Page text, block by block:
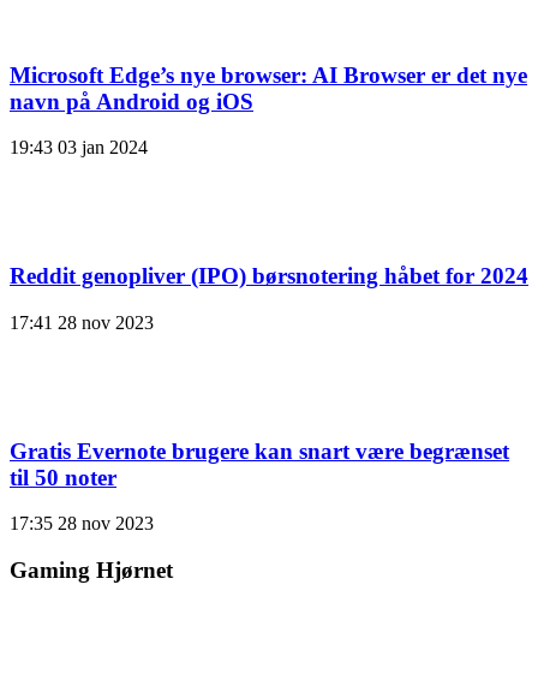
Microsoft Edge’s nye browser: AI Browser er det nye
navn på Android og iOS
19:43 03 jan 2024
Reddit genopliver (IPO) børsnotering håbet for 2024
17:41 28 nov 2023
Gratis Evernote brugere kan snart være begrænset
til 50 noter
17:35 28 nov 2023
Gaming Hjørnet